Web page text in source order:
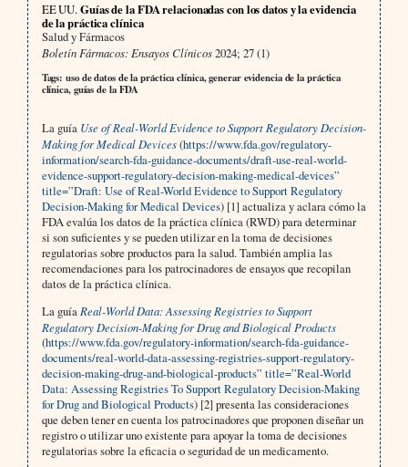
EE UU.Guías de la FDA relacionadas con los datos y la evidencia
de la práctica clínica
Salud y Fármacos
Boletín Fármacos: Ensayos Clínicos2024; 27 (1)
Tags: uso de datos de la práctica clínica, generar evidencia de la práctica
clínica, guías de la FDA
La guía Use of Real-World Evidence to Support Regulatory Decision-
Making for Medical Devices(https://www.fda.gov/regulatory-
information/search-fda-guidance-documents/draft-use-real-world-
evidence-support-regulatory-decision-making-medical-devices”
title=”Draft: Use of Real-World Evidence to Support Regulatory
Decision-Making for Medical Devices) [1] actualiza y aclara cómo la
FDA evalúa los datos de la práctica clínica (RWD) para determinar
si son suficientes y se pueden utilizar en la toma de decisiones
regulatorias sobre productos para la salud. También amplia las
recomendaciones para los patrocinadores de ensayos que recopilan
datos de la práctica clínica.
La guía Real-World Data: Assessing Registries to Support
Regulatory Decision-Making for Drug and Biological Products
(https://www.fda.gov/regulatory-information/search-fda-guidance-
documents/real-world-data-assessing-registries-support-regulatory-
decision-making-drug-and-biological-products” title=”Real-World
Data: Assessing Registries To Support Regulatory Decision-Making
for Drug and Biological Products) [2] presenta las consideraciones
que deben tener en cuenta los patrocinadores que proponen diseñar un
registro o utilizar uno existente para apoyar la toma de decisiones
regulatorias sobre la eficacia o seguridad de un medicamento.